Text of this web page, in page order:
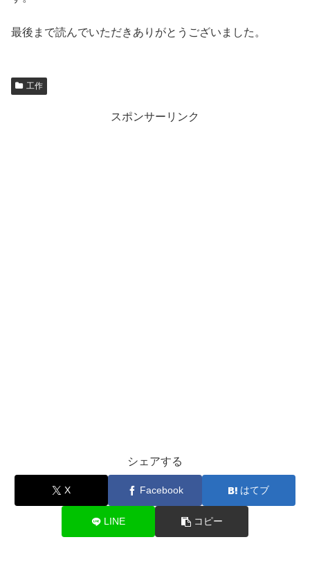
最後まで読んでいただきありがとうございました。
工作
スポンサーリンク
シェアする
X Facebook はてブ
LINE コピー